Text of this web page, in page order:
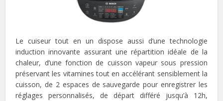
Le cuiseur tout en un dispose aussi d’une technologie
induction innovante assurant une répartition idéale de la
chaleur, d’une fonction de cuisson vapeur sous pression
préservant les vitamines tout en accélérant sensiblement la
cuisson, de 2 espaces de sauvegarde pour enregistrer les
réglages personnalisés, de départ différé jusqu’à 12h,